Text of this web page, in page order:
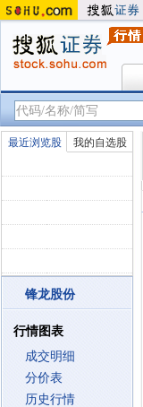
最近浏览股 我的自选股
锋龙股份
行情图表
成交明细
分价表
历史行情